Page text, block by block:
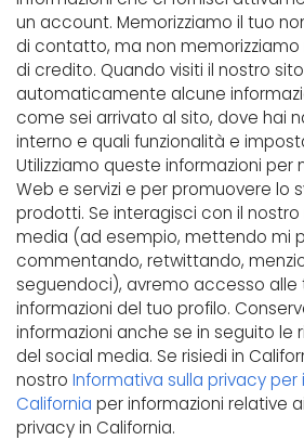
un account. Memorizziamo il tuo
di contatto, ma non
di credito. Quando visiti il ​​nostro
automaticamente alcune
come sei arrivato al sito, dove hai
interno e quali funzionalità e
Utilizziamo queste informazioni per
Web e servizi e per promuovere lo
prodotti. Se interagisci con il
media (ad esempio, mettendo mi
commentando, retwittando,
seguendoci), avremo accesso alle
informazioni del tuo profilo.
informazioni anche se in seguito le
del social media. Se risiedi in
nostro Informativa sulla privacy per
California per informazioni relative
privacy in California.